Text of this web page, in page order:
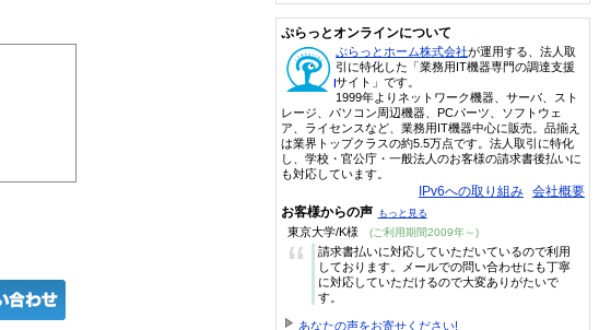
ぷらっとオンラインについて
ぷらっとホーム株式会社が運用する、法人取
引に特化した「業務用IT機器専門の調達支援
サイト」です。
1999年よりネットワーク機器、サーバ、スト
レージ、パソコン周辺機器、PCパーツ、ソフトウェ
ア、ライセンスなど、業務用IT機器中心に販売。品揃え
は業界トップクラスの約5.5万点です。法人取引に特化
し、学校・官公庁・一般法人のお客様の請求書後払いに
も対応しています。
IPv6への取り組み 会社概要
お客様からの声 もっと見る
東京大学/K様 (ご利用期間2009年～)
“
請求書払いに対応していただいているので利用
しております。メールでの問い合わせにも丁寧
に対応していただけるので大変ありがたいで
す。
あなたの声をお寄せください!